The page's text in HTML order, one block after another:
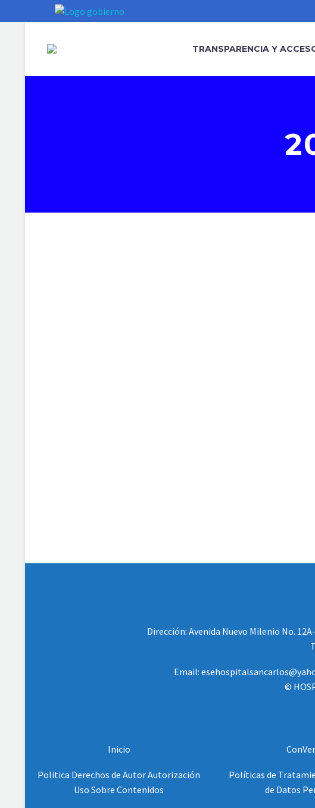
TRANSPARENCIA Y
Dirección: Avenida Nuevo Milenio No.
Email:
©
Inicio
Politica Derechos de Autor Autorización
Uso Sobre Contenidos
Políticas de
de Datos